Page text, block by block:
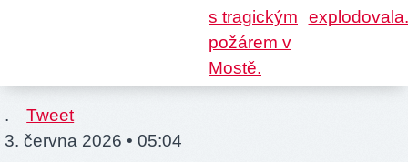
.
Tweet
3. června 2026 • 05:04